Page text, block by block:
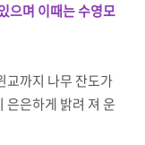
으며 이때는 수영모
교까지 나무 잔도가
은은하게 밝려 져 운